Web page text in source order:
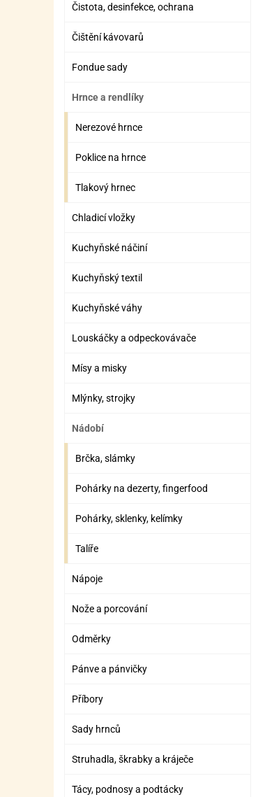
BOXY A TAŠKY NA
ZÁBAVNÉ HRAČKY, DOPLŇKY
VÝROBA SLIZU
ZÁBAVNÍ PYROTECHNIKA
Čistota, desinfekce, ochrana
Čištění kávovarů
Fondue sady
Hrnce a rendlíky
Nerezové hrnce
Poklice na hrnce
Tlakový hrnec
Chladicí vložky
Kuchyňské náčiní
Kuchyňský textil
Kuchyňské váhy
Louskáčky a odpeckovávače
Mísy a misky
Mlýnky, strojky
Nádobí
Brčka, slámky
Pohárky na dezerty, fingerfood
Pohárky, sklenky, kelímky
Talíře
Nápoje
Nože a porcování
Odměrky
Pánve a pánvičky
Příbory
Sady hrnců
Struhadla, škrabky a kráječe
Tácy, podnosy a podtácky